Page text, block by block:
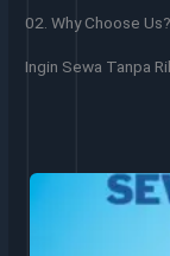
02. Why Choose Us?
Ingin Sewa Tanpa